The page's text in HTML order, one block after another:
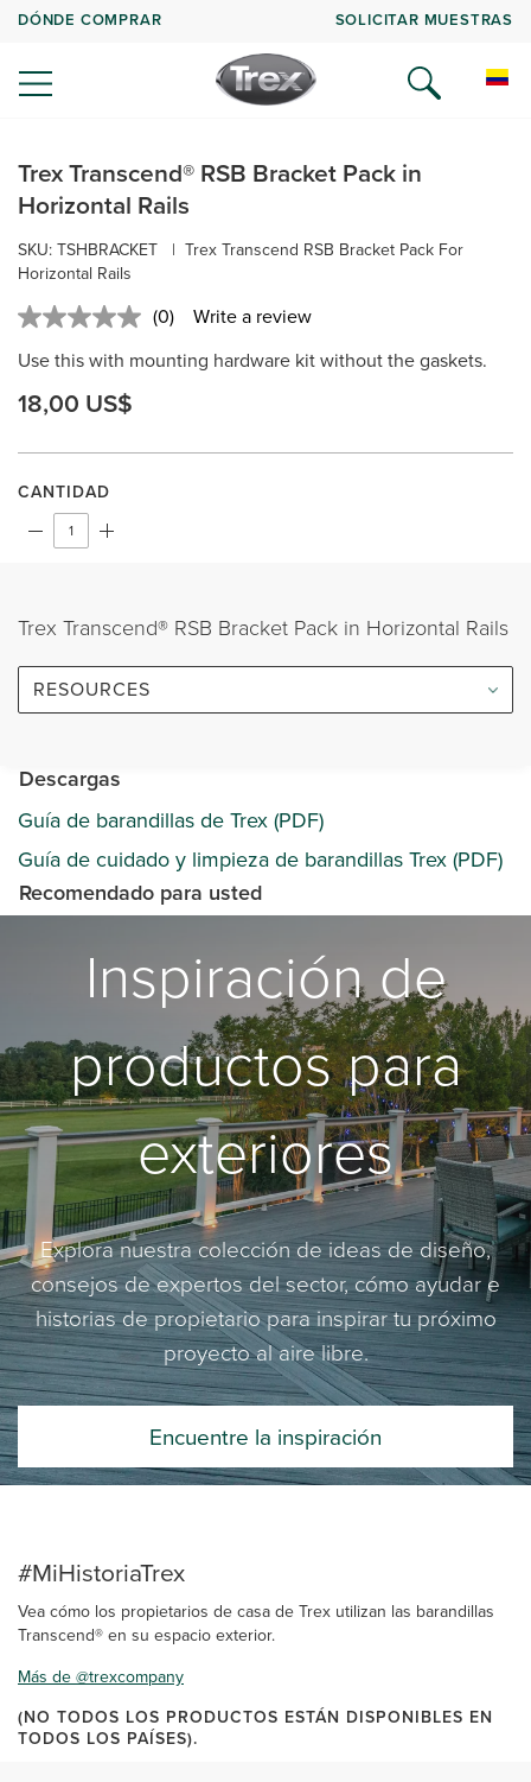
DÓNDE COMPRAR SOLICITAR MUESTRAS
Trex Transcend® RSB Bracket Pack in
Horizontal Rails
SKU: TSHBRACKET | Trex Transcend RSB Bracket Pack For
Horizontal Rails
No
value.
(0)
Write a review
Use this with mounting hardware kit without the gaskets.
18,00 US$
CANTIDAD
Trex Transcend® RSB Bracket Pack in Horizontal Rails
RESOURCES
Descargas
Guía de barandillas de Trex (PDF)
Guía de cuidado y limpieza de barandillas Trex (PDF)
Recomendado para usted
Inspiración de
productos para
exteriores
Explora nuestra colección de ideas de diseño,
consejos de expertos del sector, cómo ayudar e
historias de propietario para inspirar tu próximo
proyecto al aire libre.
Encuentre la inspiración
#MiHistoriaTrex
Vea cómo los propietarios de casa de Trex utilizan las barandillas
Transcend® en su espacio exterior.
Más de @trexcompany
(NO TODOS LOS PRODUCTOS ESTÁN DISPONIBLES EN
TODOS LOS PAÍSES).